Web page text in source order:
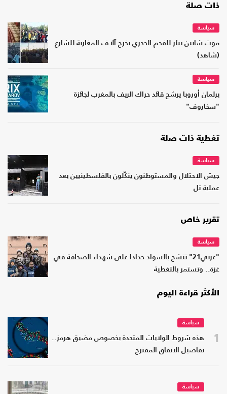
ذات صلة
سياسة
موت شابين ببئر للفحم الحجري يخرج آلاف المغاربة للشارع
(شاهد)
سياسة
برلمان أوروبا يرشح قائد حراك الريف بالمغرب لجائزة
"سخاروف"
تغطية ذات صلة
سياسة
جيش الاحتلال والمستوطنون ينكّلون بالفلسطينيين بعد
عملية تل
تقرير خاص
سياسة
"عربي21" تتشح بالسواد حدادا على شهداء الصحافة في
غزة.. وتستمر بالتغطية
الأكثر قراءة اليوم
1
سياسة
هذه شروط الولايات المتحدة بخصوص مضيق هرمز..
تفاصيل الاتفاق المقترح
سياسة